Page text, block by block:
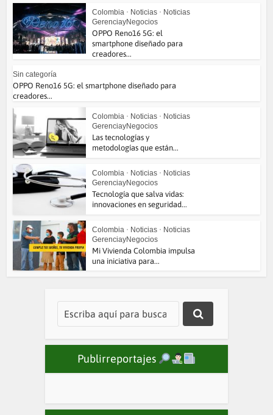
Colombia • Noticias • Noticias
GerenciayNegocios
OPPO Reno16 5G: el
smartphone diseñado para
creadores...
Sin categoría
OPPO Reno16 5G: el smartphone diseñado para
creadores...
Colombia • Noticias • Noticias
GerenciayNegocios
Las tecnologías y
metodologías que están...
Colombia • Noticias • Noticias
GerenciayNegocios
Tecnología que salva vidas:
innovaciones en seguridad...
Colombia • Noticias • Noticias
GerenciayNegocios
Mi Vivienda Colombia impulsa
una iniciativa para...
Publirreportajes